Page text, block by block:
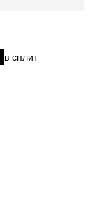
в сплит